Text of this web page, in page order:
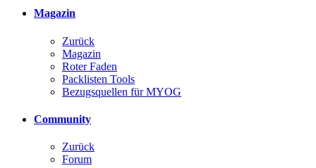
Magazin
Zurück
Magazin
Roter Faden
Packlisten Tools
Bezugsquellen für MYOG
Community
Zurück
Forum